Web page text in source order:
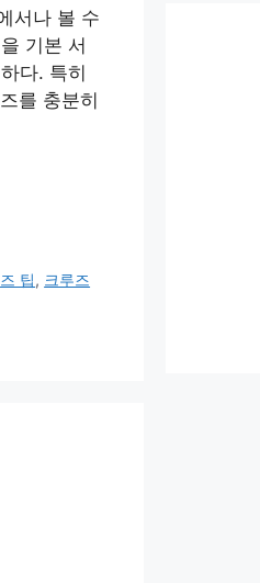
서나 볼 수
기본 서
다. 특히
를 충분히
팁, 크루즈